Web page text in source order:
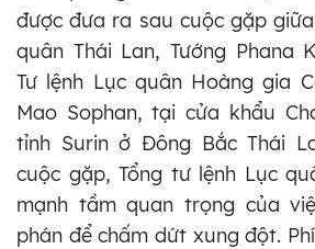
được đưa ra sau cuộc gặp
quân Thái Lan, Tướng Phana
Tư lệnh Lục quân Hoàng gia
Mao Sophan, tại cửa khẩu
tỉnh Surin ở Đông Bắc Thái
cuộc gặp, Tổng tư lệnh Lục
mạnh tầm quan trọng của
phán để chấm dứt xung đột.